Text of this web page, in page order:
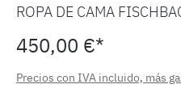
ROPA DE CAMA
450,00 €*
Precios con IVA incluido, más